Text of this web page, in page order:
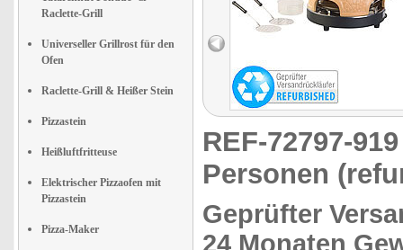
Raclette-Grill
Universeller Grillrost für den
Ofen
Raclette-Grill & Heißer Stein
Pizzastein
Heißluftfritteuse
Elektrischer Pizzaofen mit
Pizzastein
Pizza-Maker
REF-72797-
Personen
Geprüfter
24 Monaten